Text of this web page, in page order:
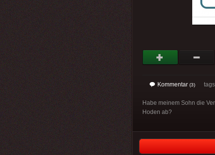
Kommentar (3)
Habe meinem Sohn die
Hoden ab?